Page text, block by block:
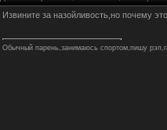
Извините за назойливость,но почему
Обычный парень,занимаюсь спортом,пишу